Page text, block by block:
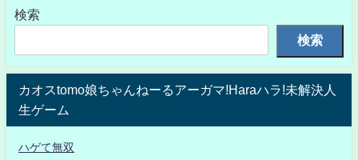
検索
検索
カオスtomo娘ちゃんねーるアーガマ!Haraハラ!未解決人
生ゲーム
ハゲて無双